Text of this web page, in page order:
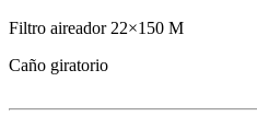
Filtro aireador 22×150 M
Caño giratorio